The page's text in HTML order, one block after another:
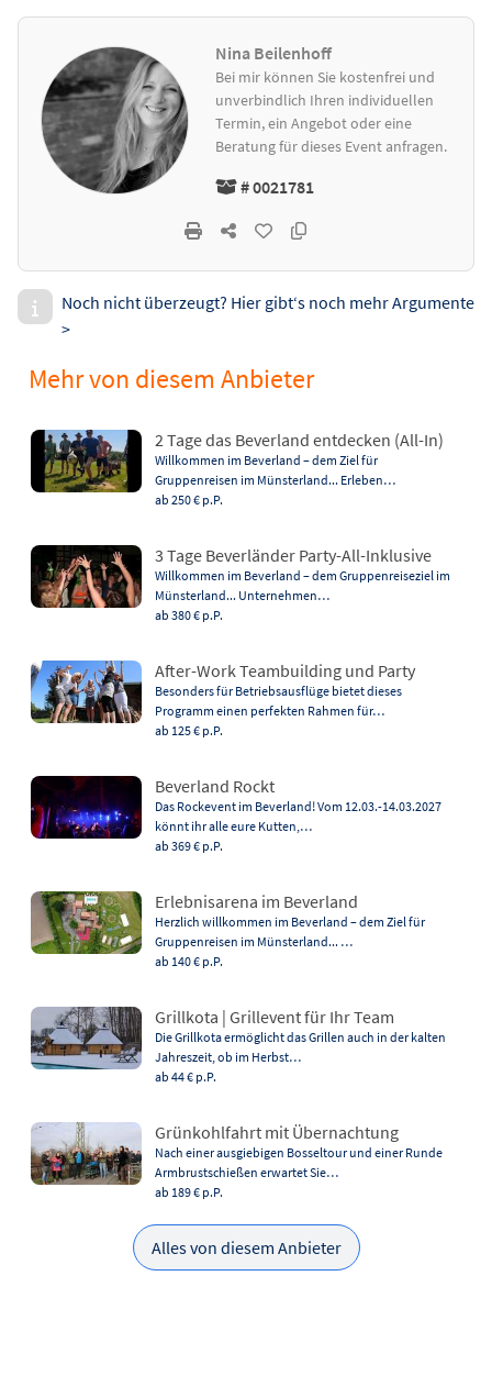
Nina Beilenhoff
Bei mir können Sie kostenfrei und
unverbindlich Ihren individuellen
Termin, ein Angebot oder eine
Beratung für dieses Event anfragen.
# 0021781
Noch nicht überzeugt? Hier gibt‘s noch mehr Argumente
>
Mehr von diesem Anbieter
2 Tage das Beverland entdecken (All-In)
Willkommen im Beverland – dem Ziel für
Gruppenreisen im Münsterland... Erleben…
ab 250 € p.P.
3 Tage Beverländer Party-All-Inklusive
Willkommen im Beverland – dem Gruppenreiseziel im
Münsterland... Unternehmen…
ab 380 € p.P.
After-Work Teambuilding und Party
Besonders für Betriebsausflüge bietet dieses
Programm einen perfekten Rahmen für…
ab 125 € p.P.
Beverland Rockt
Das Rockevent im Beverland! Vom 12.03.-14.03.2027
könnt ihr alle eure Kutten,…
ab 369 € p.P.
Erlebnisarena im Beverland
Herzlich willkommen im Beverland – dem Ziel für
Gruppenreisen im Münsterland... …
ab 140 € p.P.
Grillkota | Grillevent für Ihr Team
Die Grillkota ermöglicht das Grillen auch in der kalten
Jahreszeit, ob im Herbst…
ab 44 € p.P.
Grünkohlfahrt mit Übernachtung
Nach einer ausgiebigen Bosseltour und einer Runde
Armbrustschießen erwartet Sie…
ab 189 € p.P.
Alles von diesem Anbieter